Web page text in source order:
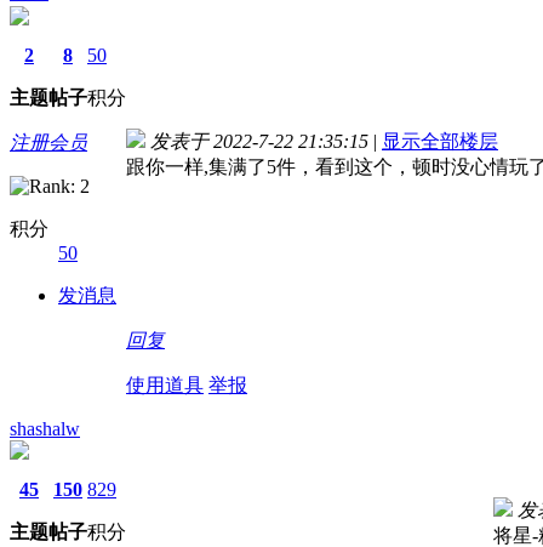
2
主题
8
帖子
50
积分
注册会员
积分
50
发消息
发表于 2022-7-22 21:35:15 | 显示全部楼层
跟你一样,集满了5件，看到这个，顿时没心情玩
回复
使用道具 举报
shashalw
45
主题
150
帖子
829
积分
发
将星-